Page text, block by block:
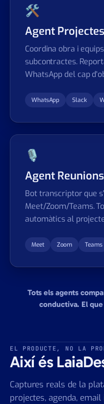
🛠
Agent Projectes
Coordina obra i
subcontractes.
WhatsApp del cap
WhatsApp Slack
🎙
Agent Reunions
Bot transcriptor que
Meet/Zoom/Teams.
automàtics al
Meet Zoom Teams
Tots els agents
conductiva. El
EL PRODUCTE, NO LA
Així és
Captures reals de la
projectes, agenda,